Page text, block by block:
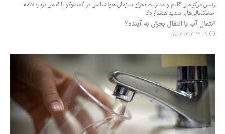
رئیس مرکز ملی اقلیم و مدیریت بحران سازمان هواشناسی در گفت‌وگو با قدس درباره ادامه
خشکسالی‌های شدید هشدار داد
انتقال آب یا انتقال بحران به آینده؟
۱۴۰۴-۱۲-۰۹ ۰۵:۰۲